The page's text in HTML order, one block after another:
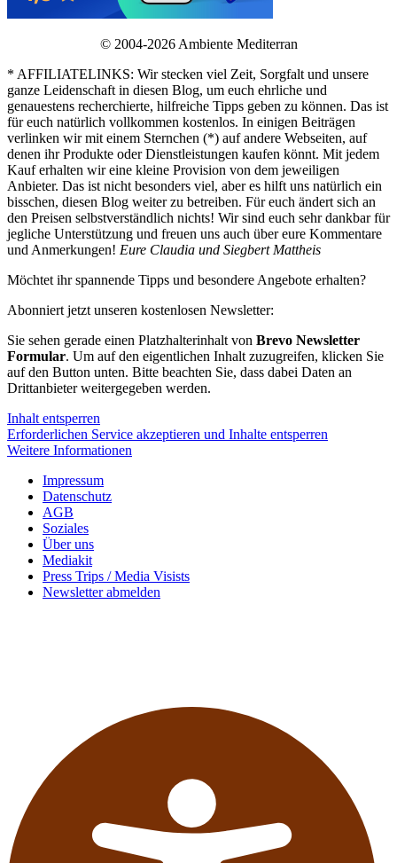
© 2004-2026 Ambiente Mediterran
* AFFILIATELINKS: Wir stecken viel Zeit, Sorgfalt und unsere
ganze Leidenschaft in diesen Blog, um euch ehrliche und
genauestens recherchierte, hilfreiche Tipps geben zu können. Das ist
für euch natürlich vollkommen kostenlos. In einigen Beiträgen
verlinken wir mit einem Sternchen (*) auf andere Webseiten, auf
denen ihr Produkte oder Dienstleistungen kaufen könnt. Mit jedem
Kauf erhalten wir eine kleine Provision von dem jeweiligen
Anbieter. Das ist nicht besonders viel, aber es hilft uns natürlich ein
bisschen, diesen Blog weiter zu betreiben. Für euch ändert sich an
den Preisen selbstverständlich nichts! Wir sind euch sehr dankbar für
jegliche Unterstützung und freuen uns auch über eure Kommentare
und Anmerkungen! Eure Claudia und Siegbert Mattheis
Möchtet ihr spannende Tipps und besondere Angebote erhalten?
Abonniert jetzt unseren kostenlosen Newsletter:
Sie sehen gerade einen Platzhalterinhalt von Brevo Newsletter
Formular. Um auf den eigentlichen Inhalt zuzugreifen, klicken Sie
auf den Button unten. Bitte beachten Sie, dass dabei Daten an
Drittanbieter weitergegeben werden.
Inhalt entsperren
Erforderlichen Service akzeptieren und Inhalte entsperren
Weitere Informationen
Impressum
Datenschutz
AGB
Soziales
Über uns
Mediakit
Press Trips / Media Visists
Newsletter abmelden